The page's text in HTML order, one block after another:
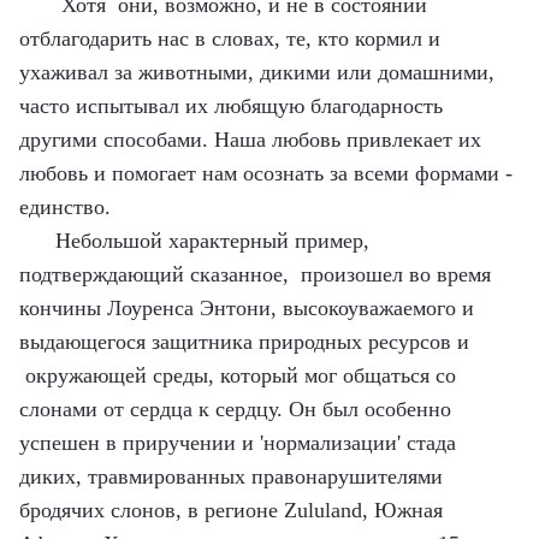
отблагодарить нас в словах, те, кто кормил и
ухаживал за животными, дикими или домашними,
часто испытывал их любящую благодарность
другими способами. Наша любовь привлекает их
любовь и помогает нам осознать за всеми формами -
единство.
Небольшой характерный пример,
подтверждающий сказанное, произошел во время
кончины Лоуренса Энтони, высокоуважаемого и
выдающегося защитника природных ресурсов и
окружающей среды, который мог общаться со
слонами от сердца к сердцу. Он был особенно
успешен в приручении и 'нормализации' стада
диких, травмированных правонарушителями
бродячих слонов, в регионе Zululand, Южная